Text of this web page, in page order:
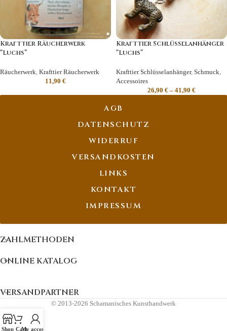
Krafttier Räucherwerk
“Luchs”
Räucherwerk Krafttier Räucherwerk
11,90 €
Krafttier Schlüsselanhänger
“Luchs”
Krafttier Schlüsselanhänger, Schmuck
Accessoires
26,90 € – 41,90 €
AGB
DATENSCHUTZ
WIDERRUF
VERSANDKOSTEN
LINKS
KONTAKT
IMPRESSUM
ZAHLMETHODEN
ONLINE KATALOG
VERSANDPARTNER
© 2013-2026 Schamanisches Kunsthandwerk
Shop CartMy account